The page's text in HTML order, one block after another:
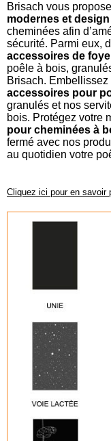
Brisach vous
modernes et design
cheminées afin
sécurité. Parmi eux,
accessoires de
poêle à bois,
Brisach.
accessoires pour
granulés et nos
bois. Protégez votre
pour cheminées à
fermé avec nos
au quotidien votre
Cliquez ici pour en savoir